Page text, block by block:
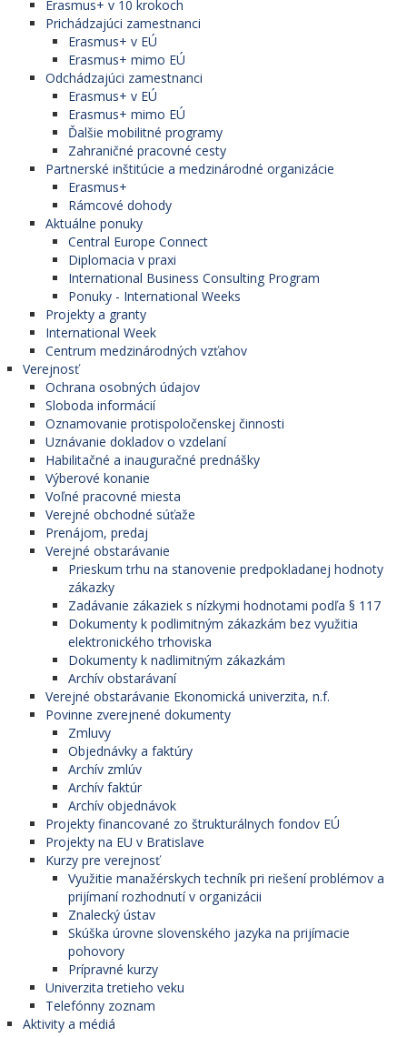
Erasmus+ v 10 krokoch
Prichádzajúci zamestnanci
Erasmus+ v EÚ
Erasmus+ mimo EÚ
Odchádzajúci zamestnanci
Erasmus+ v EÚ
Erasmus+ mimo EÚ
Ďalšie mobilitné programy
Zahraničné pracovné cesty
Partnerské inštitúcie a medzinárodné organizácie
Erasmus+
Rámcové dohody
Aktuálne ponuky
Central Europe Connect
Diplomacia v praxi
International Business Consulting Program
Ponuky - International Weeks
Projekty a granty
International Week
Centrum medzinárodných vzťahov
Verejnosť
Ochrana osobných údajov
Sloboda informácií
Oznamovanie protispoločenskej činnosti
Uznávanie dokladov o vzdelaní
Habilitačné a inauguračné prednášky
Výberové konanie
Voľné pracovné miesta
Verejné obchodné súťaže
Prenájom, predaj
Verejné obstarávanie
Prieskum trhu na stanovenie predpokladanej hodnoty
zákazky
Zadávanie zákaziek s nízkymi hodnotami podľa § 117
Dokumenty k podlimitným zákazkám bez využitia
elektronického trhoviska
Dokumenty k nadlimitným zákazkám
Archív obstarávaní
Verejné obstarávanie Ekonomická univerzita, n.f.
Povinne zverejnené dokumenty
Zmluvy
Objednávky a faktúry
Archív zmlúv
Archív faktúr
Archív objednávok
Projekty financované zo štrukturálnych fondov EÚ
Projekty na EU v Bratislave
Kurzy pre verejnosť
Využitie manažérskych techník pri riešení problémov a
prijímaní rozhodnutí v organizácii
Znalecký ústav
Skúška úrovne slovenského jazyka na prijímacie
pohovory
Prípravné kurzy
Univerzita tretieho veku
Telefónny zoznam
Aktivity a médiá